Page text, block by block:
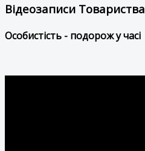
Відеозаписи Товариства
Особистість - подорож у часі